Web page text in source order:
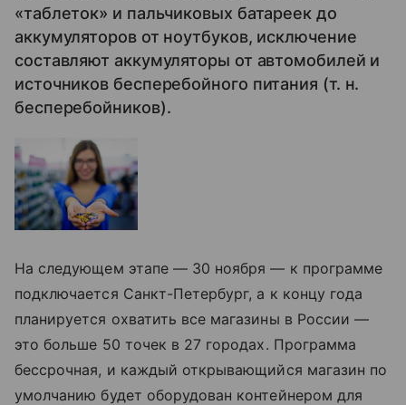
«таблеток» и пальчиковых батареек до
аккумуляторов от ноутбуков, исключение
составляют аккумуляторы от автомобилей и
источников бесперебойного питания (т. н.
бесперебойников).
На следующем этапе — 30 ноября — к программе
подключается Санкт-Петербург, а к концу года
планируется охватить все магазины в России —
это больше 50 точек в 27 городах. Программа
бессрочная, и каждый открывающийся магазин по
умолчанию будет оборудован контейнером для